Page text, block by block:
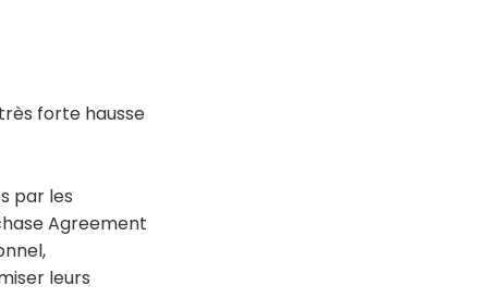
forte hausse
par les
Agreement
leurs